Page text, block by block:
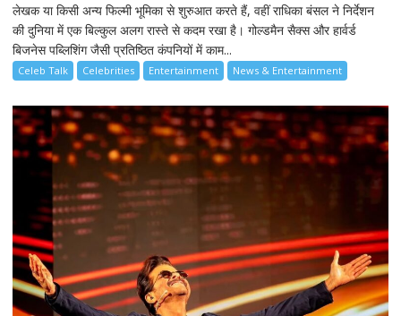
लेखक या किसी अन्य फिल्मी भूमिका से शुरुआत करते हैं, वहीं राधिका बंसल ने निर्देशन
की दुनिया में एक बिल्कुल अलग रास्ते से कदम रखा है। गोल्डमैन सैक्स और हार्वर्ड
बिजनेस पब्लिशिंग जैसी प्रतिष्ठित कंपनियों में काम...
Celeb Talk Celebrities Entertainment News & Entertainment